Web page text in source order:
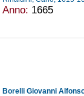
Anno: 1665
Borelli Giovanni